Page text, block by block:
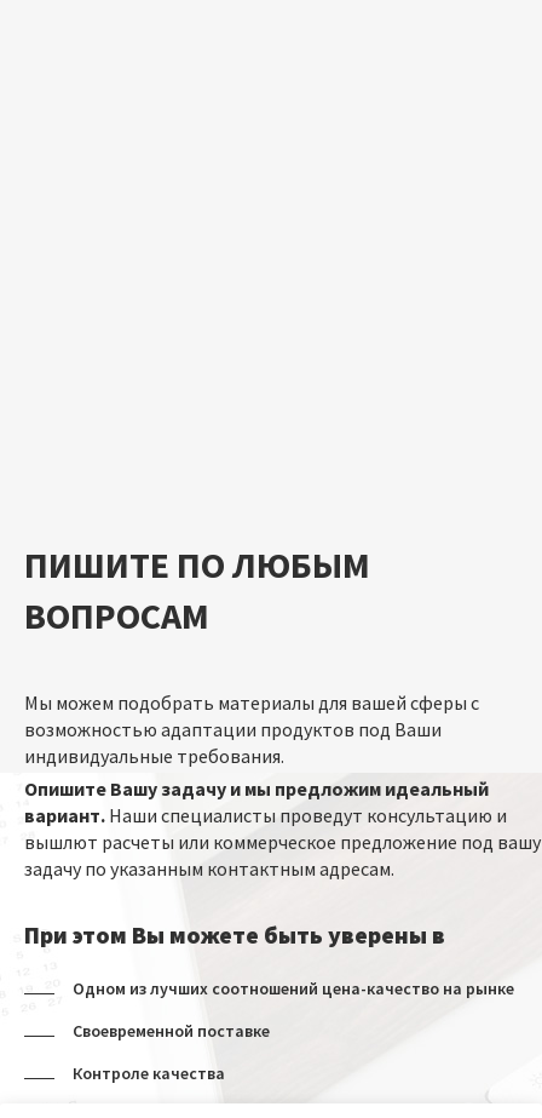
ПИШИТЕ ПО ЛЮБЫМ
ВОПРОСАМ
Мы можем подобрать материалы для вашей сферы с
возможностью адаптации продуктов под Ваши
индивидуальные требования.
Опишите Вашу задачу и мы предложим идеальный
вариант. Наши специалисты проведут консультацию и
вышлют расчеты или коммерческое предложение под вашу
задачу по указанным контактным адресам.
При этом Вы можете быть уверены в
Одном из лучших соотношений цена-качество на рынке
Своевременной поставке
Контроле качества